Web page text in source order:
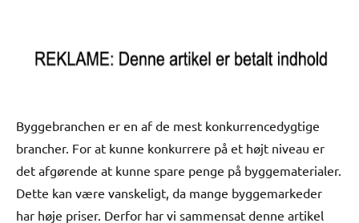
Byggebranchen er en af ​​de mest konkurrencedygtige
brancher. For at kunne konkurrere på et højt niveau er
det afgørende at kunne spare penge på byggematerialer.
Dette kan være vanskeligt, da mange byggemarkeder
har høje priser. Derfor har vi sammensat denne artikel